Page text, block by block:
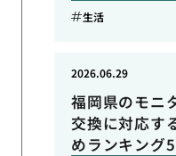
生活
福岡県のモニ
交換に対応す
めランキング
2026.06.29